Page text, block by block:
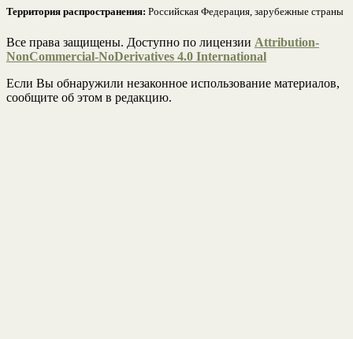
Территория распространения: Российская Федерация, зарубежные страны
Все права защищены. Доступно по лицензии Attribution-
NonCommercial-NoDerivatives 4.0 International
Если Вы обнаружили незаконное использование материалов,
сообщите об этом в редакцию.